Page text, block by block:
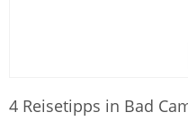
4 Reisetipps in Bad